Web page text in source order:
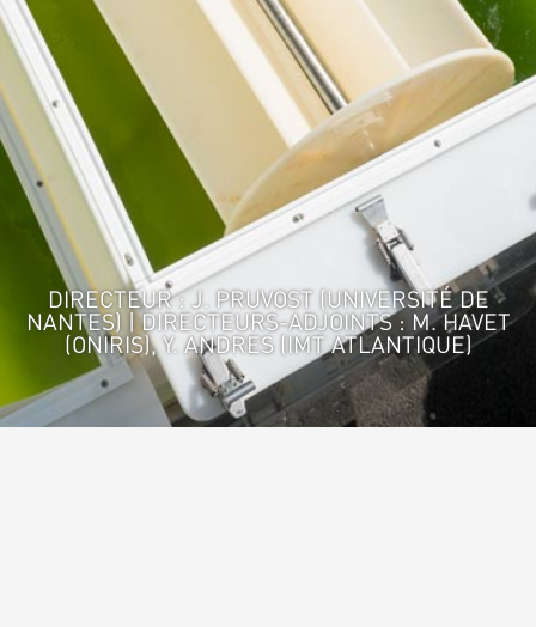
DIRECTEUR : J. PRUVOST (UNIVERSITÉ DE
NANTES) | DIRECTEURS-ADJOINTS : M. HAVET
(ONIRIS), Y. ANDRES (IMT ATLANTIQUE)
Accueil